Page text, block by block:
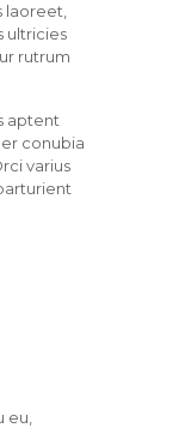
laoreet,
ultricies
rutrum
aptent
conubia
varius
eu,